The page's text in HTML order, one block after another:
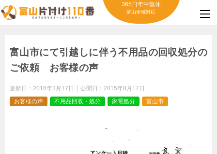
365日年中無休
富山全域対応
富山市にて引越しに伴う不用品の回収処分の
ご依頼 お客様の声
更新日： 2016年3月17日 公開日： 2015年8月17日
お客様の声
不用品回収・処分 家電処分 富山市